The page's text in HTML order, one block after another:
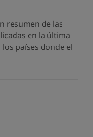
resumen de las
en la última
países donde el